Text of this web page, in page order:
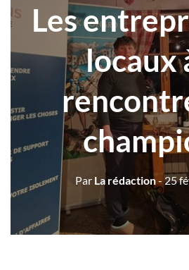
Les
locaux
Par La rédaction- 25